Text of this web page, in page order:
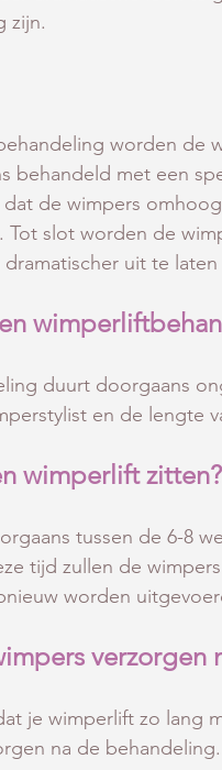
zijn.
worden de
behandeld met een
de wimpers
Tot slot worden de
uit te laten
duurt doorgaans
en de lengte
wimperlift zitten?
tussen de 6-8
tijd zullen de
worden
je wimperlift zo lang
na de